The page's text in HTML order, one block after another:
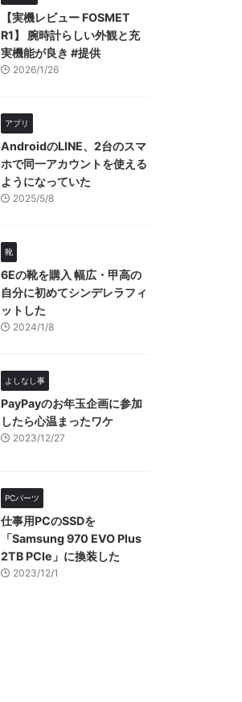
【実機レビュー FOSMET
R1】 腕時計らしい外観と充
実機能が良き #提供
2026/1/26
アプリ
AndroidのLINE、2台のスマ
ホで同一アカウントを使える
ようになっていた
2025/5/8
靴
6Eの靴を購入 幅広・甲高の
自分に初めてシンデレラフィ
ットした
2024/1/8
よしなし事
PayPayのお年玉企画に参加
したら心温まったワケ
2023/12/27
PCパーツ
仕事用PCのSSDを
「Samsung 970 EVO Plus
2TB PCIe」に換装した
2023/12/1